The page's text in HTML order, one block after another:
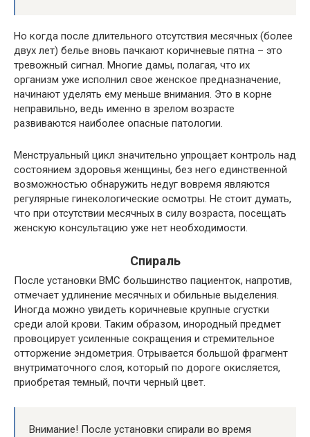
Но когда после длительного отсутствия месячных (более
двух лет) белье вновь пачкают коричневые пятна – это
тревожный сигнал. Многие дамы, полагая, что их
организм уже исполнил свое женское предназначение,
начинают уделять ему меньше внимания. Это в корне
неправильно, ведь именно в зрелом возрасте
развиваются наиболее опасные патологии.
Менструальный цикл значительно упрощает контроль над
состоянием здоровья женщины, без него единственной
возможностью обнаружить недуг вовремя являются
регулярные гинекологические осмотры. Не стоит думать,
что при отсутствии месячных в силу возраста, посещать
женскую консультацию уже нет необходимости.
Спираль
После установки ВМС большинство пациенток, напротив,
отмечает удлинение месячных и обильные выделения.
Иногда можно увидеть коричневые крупные сгустки
среди алой крови. Таким образом, инородный предмет
провоцирует усиленные сокращения и стремительное
отторжение эндометрия. Отрывается большой фрагмент
внутриматочного слоя, который по дороге окисляется,
приобретая темный, почти черный цвет.
Внимание! После установки спирали во время